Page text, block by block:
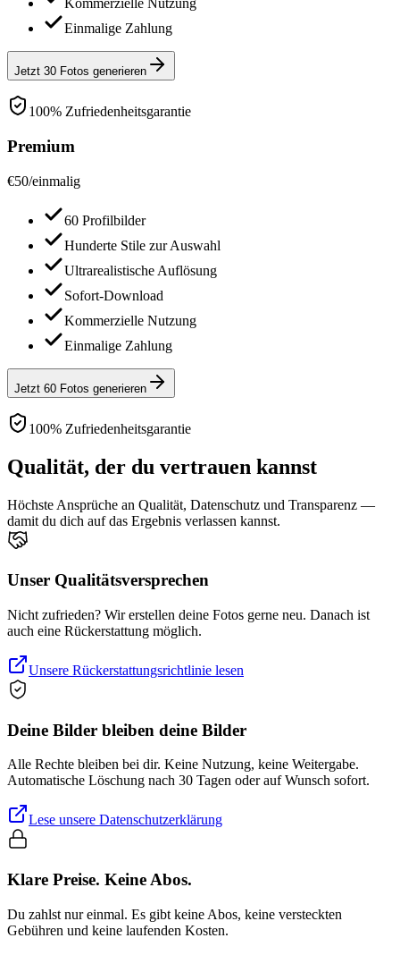
Kommerzielle Nutzung
Einmalige Zahlung
Jetzt 30 Fotos generieren
100% Zufriedenheitsgarantie
Premium
€50/einmalig
60 Profilbilder
Hunderte Stile zur Auswahl
Ultrarealistische Auflösung
Sofort-Download
Kommerzielle Nutzung
Einmalige Zahlung
Jetzt 60 Fotos generieren
100% Zufriedenheitsgarantie
Qualität, der du vertrauen kannst
Höchste Ansprüche an Qualität, Datenschutz und Transparenz —
damit du dich auf das Ergebnis verlassen kannst.
Unser Qualitätsversprechen
Nicht zufrieden? Wir erstellen deine Fotos gerne neu. Danach ist
auch eine Rückerstattung möglich.
Unsere Rückerstattungsrichtlinie lesen
Deine Bilder bleiben deine Bilder
Alle Rechte bleiben bei dir. Keine Nutzung, keine Weitergabe.
Automatische Löschung nach 30 Tagen oder auf Wunsch sofort.
Lese unsere Datenschutzerklärung
Klare Preise. Keine Abos.
Du zahlst nur einmal. Es gibt keine Abos, keine versteckten
Gebühren und keine laufenden Kosten.